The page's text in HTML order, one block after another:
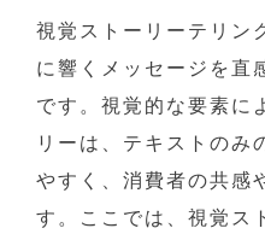
視覚ストーリーテリン
に響くメッセージを直
です。視覚的な要素に
リーは、テキストのみ
やすく、消費者の共感
す。ここでは、視覚ス